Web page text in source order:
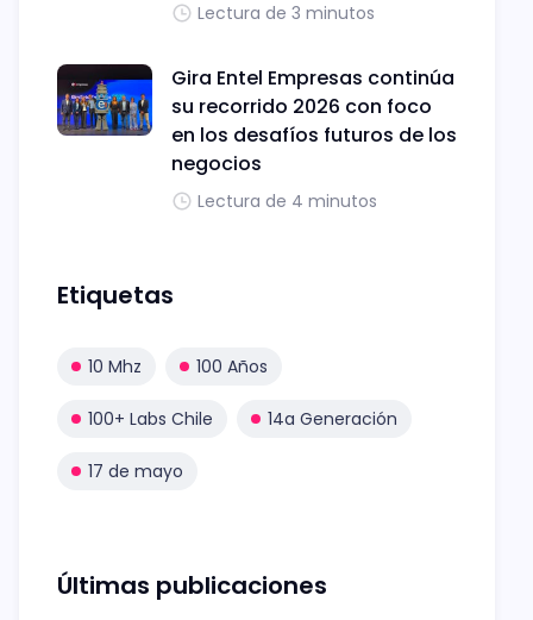
Lectura de 3 minutos
Gira Entel Empresas continúa
su recorrido 2026 con foco
en los desafíos futuros de los
negocios
Lectura de 4 minutos
Etiquetas
10 Mhz 100 Años
100+ Labs Chile 14a Generación
17 de mayo
Últimas publicaciones